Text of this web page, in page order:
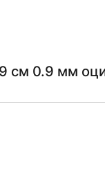
см 0.9 мм